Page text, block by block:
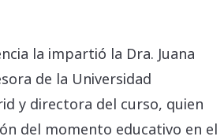
la impartió la Dra. Juana
de la Universidad
y directora del curso, quien
del momento educativo en el